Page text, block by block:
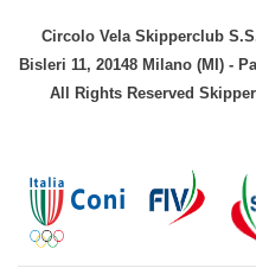
Circolo Vela Skipperclub
Bisleri 11, 20148 Milano (MI) -
All Rights Reserved